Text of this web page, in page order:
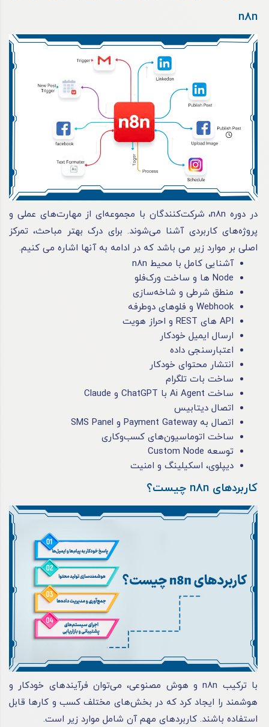
n8n
در دوره n8n، شرکت‌کنندگان با مجموعه‌ای از مهارت‌های عملی و
پروژه‌های کاربردی آشنا می‌شوند. برای درک بهتر مباحث، تمرکز
اصلی بر موارد زیر می باشد که در ادامه به آنها اشاره می کنیم.
آشنایی کامل با محیط n8n
Node ها و ساخت ورک‌فلو
منطق شرطی و شاخه‌سازی
Webhook و فلوهای دوطرفه
API های REST و احراز هویت
ارسال ایمیل خودکار
اعتبارسنجی داده
انتشار محتوای خودکار
ساخت بات تلگرام
ساخت Ai Agent با ChatGPT و Claude
اتصال دیتابیس
اتصال به Payment Gateway و SMS Panel
ساخت اتوماسیون‌های کسب‌وکاری
توسعه Custom Node
دیپلوی، اسکیلینگ و امنیت
کاربردهای n8n چیست؟
با ترکیب n8n و هوش مصنوعی، می‌توان فرآیندهای خودکار و
هوشمند را ایجاد کرد که در بخش‌های مختلف کسب و کارها قابل
استفاده باشند. کاربردهای مهم آن شامل موارد زیر است.